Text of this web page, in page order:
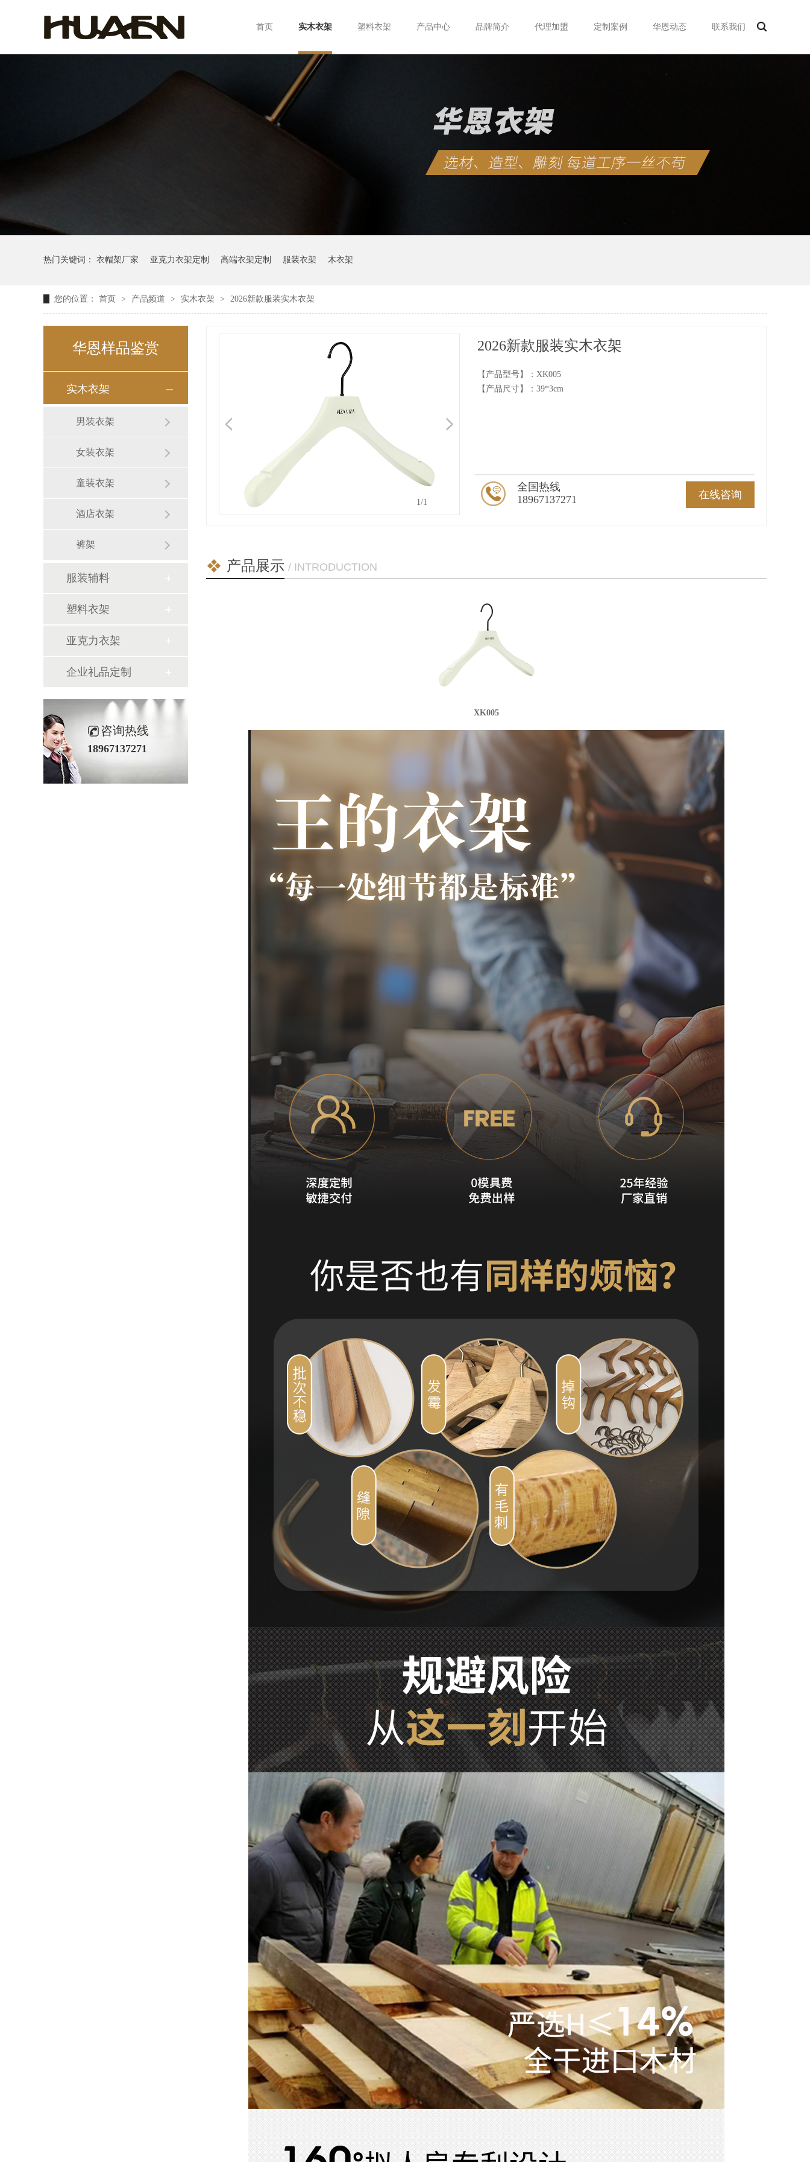
首页 实木衣架 塑料衣架 产品中心 品牌简介 代理加盟 定制案例 华恩动态 联系我们
热门关键词： 衣帽架厂家 亚克力衣架定制 高端衣架定制 服装衣架 木衣架
您的位置： 首页 > 产品频道 > 实木衣架 > 2026新款服装实木衣架
华恩样品鉴赏
实木衣架
男装衣架
女装衣架
童装衣架
酒店衣架
裤架
服装辅料
塑料衣架
亚克力衣架
企业礼品定制
咨询热线
18967137271
1/1
2026新款服装实木衣架
【产品型号】：XK005
【产品尺寸】：39*3cm
在线咨询
全国热线
18967137271
产品展示 / INTRODUCTION
XK005